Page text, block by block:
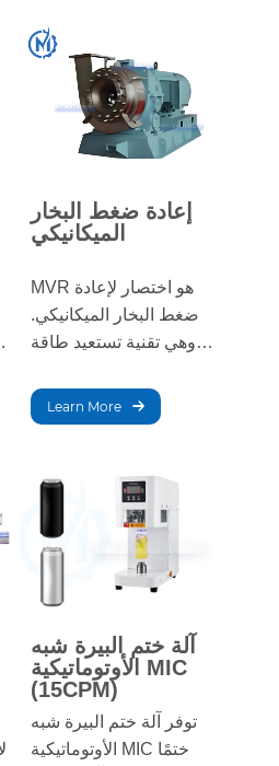
إعادة ضغط البخار
الميكانيكي
MVR هو اختصار لإعادة
ضغط البخار الميكانيكي.
وهي تقنية تستعيد طاقة
يقلل الحاجة إلى الطاقة
الخارجية. منذ ستينيات
ألمانيا وفرنسا هذه التقنية
بنجاح في مجالات الكيمياء
والأدوية وصناعة الورق
ومعالجة مياه الصرف
Learn More
آلة ختم البيرة شبه
الأوتوماتيكية MIC
(15CPM)
توفر آلة ختم البيرة شبه
الأوتوماتيكية MIC ختمًا